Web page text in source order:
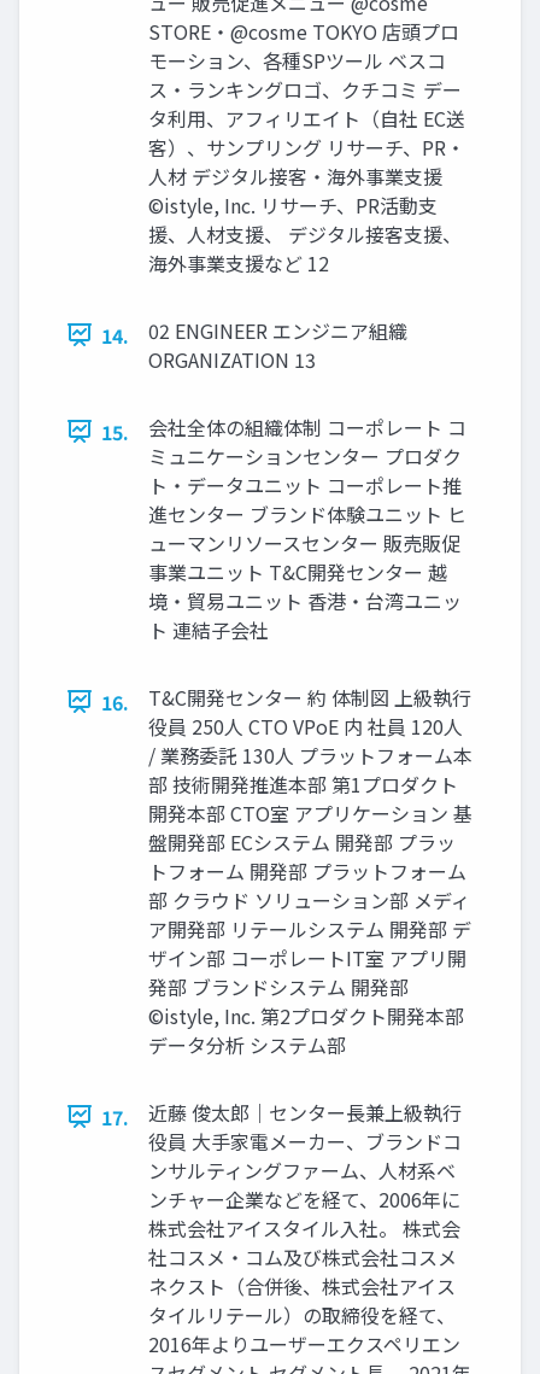
STORE・@cosme TOKYO 店頭プロ
モーション、各種SPツール ベスコ
ス・ランキングロゴ、クチコミ デー
タ利用、アフィリエイト（自社 EC送
客）、サンプリング リサーチ、PR・
人材 デジタル接客・海外事業支援
©istyle, Inc. リサーチ、PR活動支
援、人材支援、 デジタル接客支援、
海外事業支援など 12
14.
02 ENGINEER エンジニア組織
ORGANIZATION 13
15.
会社全体の組織体制 コーポレート コ
ミュニケーションセンター プロダク
ト・データユニット コーポレート推
進センター ブランド体験ユニット ヒ
ューマンリソースセンター 販売販促
事業ユニット T&C開発センター 越
境・貿易ユニット 香港・台湾ユニッ
ト 連結子会社
16.
T&C開発センター 約 体制図 上級執行
役員 250人 CTO VPoE 内 社員 120人
/ 業務委託 130人 プラットフォーム本
部 技術開発推進本部 第1プロダクト
開発本部 CTO室 アプリケーション 基
盤開発部 ECシステム 開発部 プラッ
トフォーム 開発部 プラットフォーム
部 クラウド ソリューション部 メディ
ア開発部 リテールシステム 開発部 デ
ザイン部 コーポレートIT室 アプリ開
発部 ブランドシステム 開発部
©istyle, Inc. 第2プロダクト開発本部
データ分析 システム部
17.
近藤 俊太郎｜センター長兼上級執行
役員 大手家電メーカー、ブランドコ
ンサルティングファーム、人材系ベ
ンチャー企業などを経て、2006年に
株式会社アイスタイル入社。 株式会
社コスメ・コム及び株式会社コスメ
ネクスト（合併後、株式会社アイス
タイルリテール）の取締役を経て、
2016年よりユーザーエクスペリエン